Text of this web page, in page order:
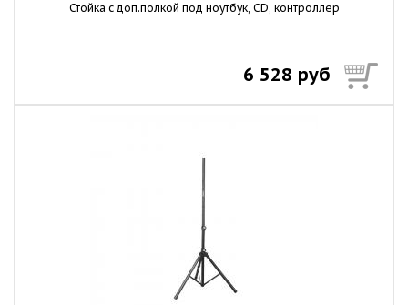
Стойка с доп.полкой под ноутбук, СD, контроллер
6 528 руб